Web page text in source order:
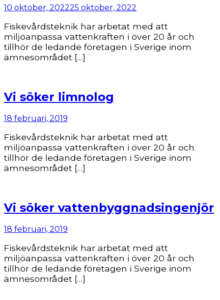
10 oktober, 202225 oktober, 2022
Fiskevårdsteknik har arbetat med att
miljöanpassa vattenkraften i över 20 år och
tillhör de ledande företagen i Sverige inom
ämnesområdet […]
Vi söker limnolog
18 februari, 2019
Fiskevårdsteknik har arbetat med att
miljöanpassa vattenkraften i över 20 år och
tillhör de ledande företagen i Sverige inom
ämnesområdet […]
Vi söker vattenbyggnadsingenjör
18 februari, 2019
Fiskevårdsteknik har arbetat med att
miljöanpassa vattenkraften i över 20 år och
tillhör de ledande företagen i Sverige inom
ämnesområdet […]